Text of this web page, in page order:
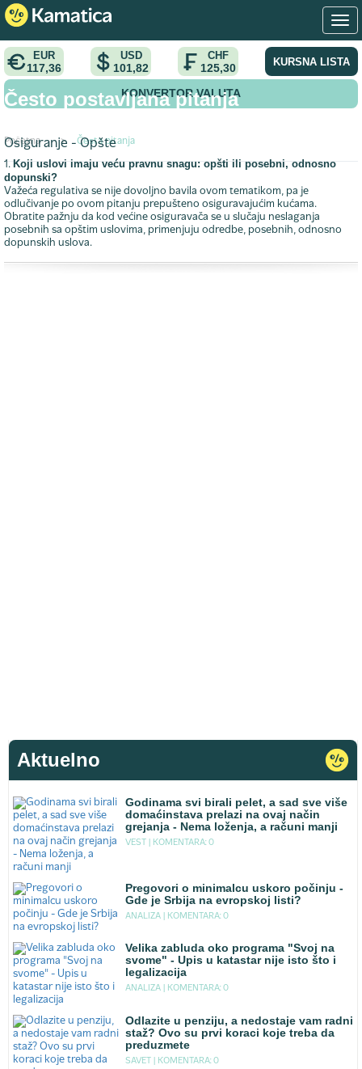
EUR
117,36
USD
101,82
CHF
125,30 KURSNA LISTA
KONVERTOR VALUTA
Početna > Česta pitanja
Često postavljana pitanja
Osiguranje - Opšte
1. Koji uslovi imaju veću pravnu snagu: opšti ili posebni, odnosno
dopunski?
Važeća regulativa se nije dovoljno bavila ovom tematikom, pa je
odlučivanje po ovom pitanju prepušteno osiguravajućim kućama.
Obratite pažnju da kod većine osiguravača se u slučaju neslaganja
posebnih sa opštim uslovima, primenjuju odredbe, posebnih, odnosno
dopunskih uslova.
Aktuelno
Godinama svi birali pelet, a sad sve više
domaćinstava prelazi na ovaj način
grejanja - Nema loženja, a računi manji
VEST | KOMENTARA: 0
Pregovori o minimalcu uskoro počinju -
Gde je Srbija na evropskoj listi?
ANALIZA | KOMENTARA: 0
Velika zabluda oko programa "Svoj na
svome" - Upis u katastar nije isto što i
legalizacija
ANALIZA | KOMENTARA: 0
Odlazite u penziju, a nedostaje vam radni
staž? Ovo su prvi koraci koje treba da
preduzmete
SAVET | KOMENTARA: 0